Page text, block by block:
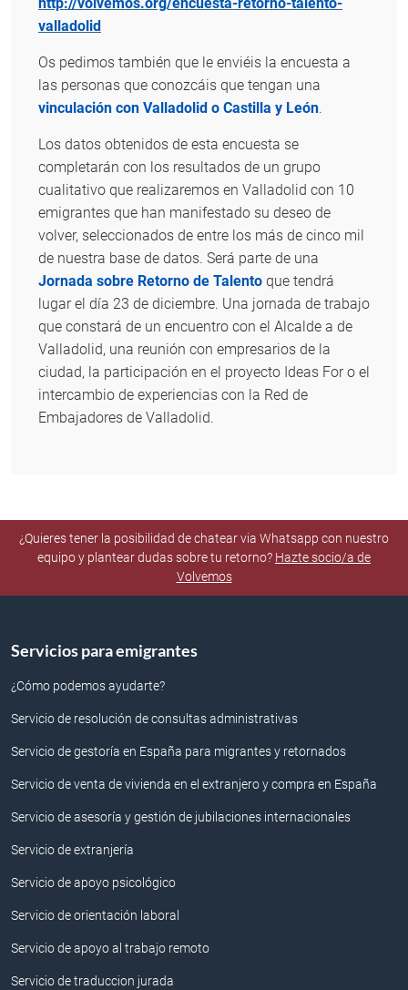
valladolid
Os pedimos también que le enviéis la encuesta a
las personas que conozcáis que tengan una
vinculación con Valladolid o Castilla y León.
Los datos obtenidos de esta encuesta se
completarán con los resultados de un grupo
cualitativo que realizaremos en Valladolid con 10
emigrantes que han manifestado su deseo de
volver, seleccionados de entre los más de cinco mil
de nuestra base de datos. Será parte de una
Jornada sobre Retorno de Talento que tendrá
lugar el día 23 de diciembre. Una jornada de trabajo
que constará de un encuentro con el Alcalde a de
Valladolid, una reunión con empresarios de la
ciudad, la participación en el proyecto Ideas For o el
intercambio de experiencias con la Red de
Embajadores de Valladolid.
¿Quieres tener la posibilidad de chatear via Whatsapp con nuestro
equipo y plantear dudas sobre tu retorno? Hazte socio/a de
Volvemos
Servicios para emigrantes
¿Cómo podemos ayudarte?
Servicio de resolución de consultas administrativas
Servicio de gestoría en España para migrantes y retornados
Servicio de venta de vivienda en el extranjero y compra en España
Servicio de asesoría y gestión de jubilaciones internacionales
Servicio de extranjería
Servicio de apoyo psicológico
Servicio de orientación laboral
Servicio de apoyo al trabajo remoto
Servicio de traduccion jurada